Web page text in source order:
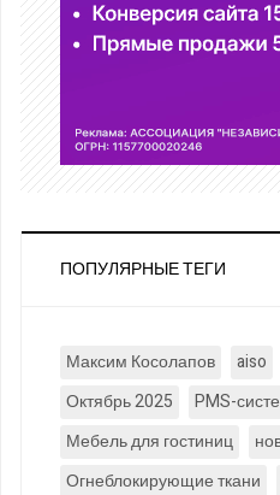
ПОПУЛЯРНЫЕ ТЕГИ
Максим Косолапов aiso
Октябрь 2025
PMS-
Мебель для гостиниц
Огнеблокирующие ткани